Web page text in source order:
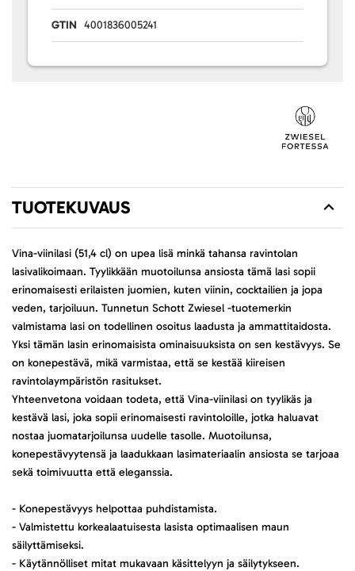
GTIN 4001836005241
TUOTEKUVAUS
Vina-viinilasi (51,4 cl) on upea lisä minkä tahansa ravintolan
lasivalikoimaan. Tyylikkään muotoilunsa ansiosta tämä lasi sopii
erinomaisesti erilaisten juomien, kuten viinin, cocktailien ja jopa
veden, tarjoiluun. Tunnetun Schott Zwiesel -tuotemerkin
valmistama lasi on todellinen osoitus laadusta ja ammattitaidosta.
Yksi tämän lasin erinomaisista ominaisuuksista on sen kestävyys. Se
on konepestävä, mikä varmistaa, että se kestää kiireisen
ravintolaympäristön rasitukset.
Yhteenvetona voidaan todeta, että Vina-viinilasi on tyylikäs ja
kestävä lasi, joka sopii erinomaisesti ravintoloille, jotka haluavat
nostaa juomatarjoilunsa uudelle tasolle. Muotoilunsa,
konepestävyytensä ja laadukkaan lasimateriaalin ansiosta se tarjoaa
sekä toimivuutta että eleganssia.
- Konepestävyys helpottaa puhdistamista.
- Valmistettu korkealaatuisesta lasista optimaalisen maun
säilyttämiseksi.
- Käytännölliset mitat mukavaan käsittelyyn ja säilytykseen.